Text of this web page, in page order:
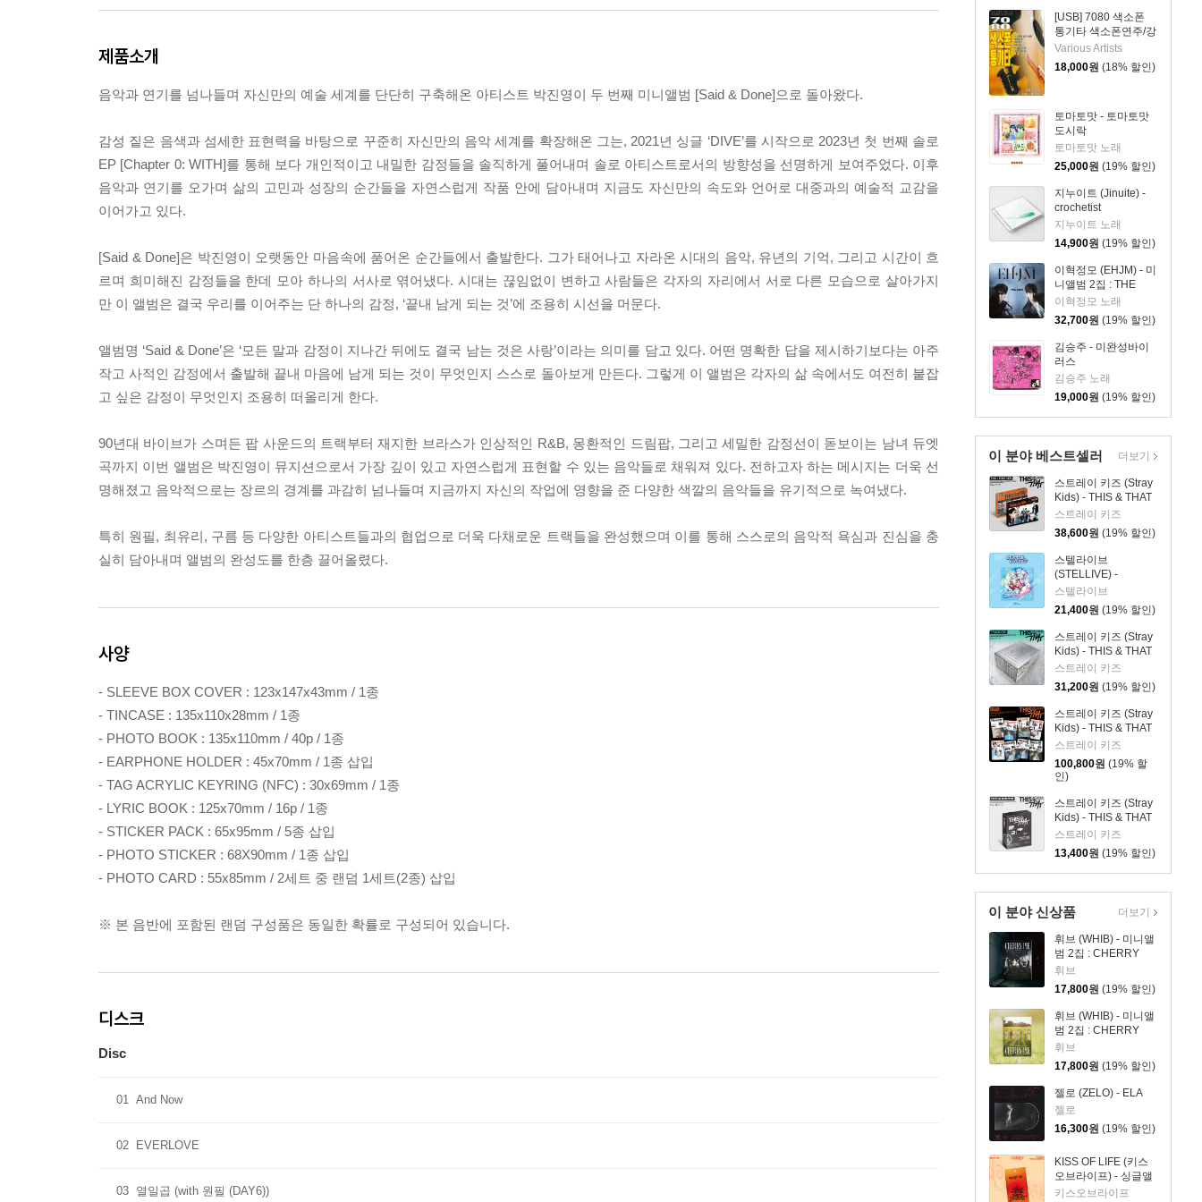
[USB] 7080 색소폰
통기타 색소폰연주/강
승용
Various Artists
18,000원 (18% 할인)
토마토맛 - 토마토맛
도시락
토마토맛 노래
25,000원 (19% 할인)
지누이트 (Jinuite) -
crochetist
지누이트 노래
14,900원 (19% 할인)
이혁정모 (EHJM) - 미
니앨범 2집 : THE
MEN
이혁정모 노래
32,700원 (19% 할인)
김승주 - 미완성바이
러스
김승주 노래
19,000원 (19% 할인)
이 분야 베스트셀러
스트레이 키즈 (Stray
Kids) - THIS & THAT
[2종 SET]
스트레이 키즈
38,600원 (19% 할인)
스텔라이브
(STELLIVE) -
STELLIVE Cliche 1st
EP 「Colorful
Strokes」 - CD Ver.
스텔라이브
21,400원 (19% 할인)
스트레이 키즈 (Stray
Kids) - THIS & THAT
[TRUCK VER.]
스트레이 키즈
31,200원 (19% 할인)
스트레이 키즈 (Stray
Kids) - THIS & THAT
[& VER.][8종 SET]
스트레이 키즈
100,800원 (19% 할
인)
스트레이 키즈 (Stray
Kids) - THIS & THAT
[FANS ALBUM VER.]
스트레이 키즈
13,400원 (19% 할인)
더보기
이 분야 신상품
휘브 (WHIB) - 미니앨
범 2집 : CHERRY
PIE [MIDNIGHT ver.]
휘브
17,800원 (19% 할인)
휘브 (WHIB) - 미니앨
범 2집 : CHERRY
PIE [DAYLIGHT ver.]
휘브
17,800원 (19% 할인)
젤로 (ZELO) - ELA
젤로
16,300원 (19% 할인)
KISS OF LIFE (키스
오브라이프) - 싱글앨
범 3집 : SWEAT
키스오브라이프
더보기
제품소개
음악과 연기를 넘나들며 자신만의 예술 세계를 단단히 구축해온 아티스트 박진영이 두 번째 미니앨범 [Said & Done]으로 돌아왔다.
감성 짙은 음색과 섬세한 표현력을 바탕으로 꾸준히 자신만의 음악 세계를 확장해온 그는, 2021년 싱글 ‘DIVE’를 시작으로 2023년 첫 번째 솔로
EP [Chapter 0: WITH]를 통해 보다 개인적이고 내밀한 감정들을 솔직하게 풀어내며 솔로 아티스트로서의 방향성을 선명하게 보여주었다. 이후
음악과 연기를 오가며 삶의 고민과 성장의 순간들을 자연스럽게 작품 안에 담아내며 지금도 자신만의 속도와 언어로 대중과의 예술적 교감을
이어가고 있다.
[Said & Done]은 박진영이 오랫동안 마음속에 품어온 순간들에서 출발한다. 그가 태어나고 자라온 시대의 음악, 유년의 기억, 그리고 시간이 흐
르며 희미해진 감정들을 한데 모아 하나의 서사로 엮어냈다. 시대는 끊임없이 변하고 사람들은 각자의 자리에서 서로 다른 모습으로 살아가지
만 이 앨범은 결국 우리를 이어주는 단 하나의 감정, ‘끝내 남게 되는 것’에 조용히 시선을 머문다.
앨범명 ‘Said & Done’은 ‘모든 말과 감정이 지나간 뒤에도 결국 남는 것은 사랑’이라는 의미를 담고 있다. 어떤 명확한 답을 제시하기보다는 아주
작고 사적인 감정에서 출발해 끝내 마음에 남게 되는 것이 무엇인지 스스로 돌아보게 만든다. 그렇게 이 앨범은 각자의 삶 속에서도 여전히 붙잡
고 싶은 감정이 무엇인지 조용히 떠올리게 한다.
90년대 바이브가 스며든 팝 사운드의 트랙부터 재지한 브라스가 인상적인 R&B, 몽환적인 드림팝, 그리고 세밀한 감정선이 돋보이는 남녀 듀엣
곡까지 이번 앨범은 박진영이 뮤지션으로서 가장 깊이 있고 자연스럽게 표현할 수 있는 음악들로 채워져 있다. 전하고자 하는 메시지는 더욱 선
명해졌고 음악적으로는 장르의 경계를 과감히 넘나들며 지금까지 자신의 작업에 영향을 준 다양한 색깔의 음악들을 유기적으로 녹여냈다.
특히 원필, 최유리, 구름 등 다양한 아티스트들과의 협업으로 더욱 다채로운 트랙들을 완성했으며 이를 통해 스스로의 음악적 욕심과 진심을 충
실히 담아내며 앨범의 완성도를 한층 끌어올렸다.
사양
- SLEEVE BOX COVER : 123x147x43mm / 1종
- TINCASE : 135x110x28mm / 1종
- PHOTO BOOK : 135x110mm / 40p / 1종
- EARPHONE HOLDER : 45x70mm / 1종 삽입
- TAG ACRYLIC KEYRING (NFC) : 30x69mm / 1종
- LYRIC BOOK : 125x70mm / 16p / 1종
- STICKER PACK : 65x95mm / 5종 삽입
- PHOTO STICKER : 68X90mm / 1종 삽입
- PHOTO CARD : 55x85mm / 2세트 중 랜덤 1세트(2종) 삽입
※ 본 음반에 포함된 랜덤 구성품은 동일한 확률로 구성되어 있습니다.
디스크
Disc
01 And Now
02 EVERLOVE
03 열일곱 (with 원필 (DAY6))